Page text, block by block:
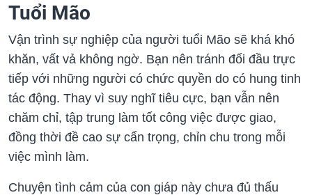
Tuổi Mão
Vận trình sự nghiệp của người tuổi Mão sẽ khá khó
khăn, vất vả không ngờ. Bạn nên tránh đối đầu trực
tiếp với những người có chức quyền do có hung tinh
tác động. Thay vì suy nghĩ tiêu cực, bạn vẫn nên
chăm chỉ, tập trung làm tốt công việc được giao,
đồng thời đề cao sự cẩn trọng, chỉn chu trong mỗi
việc mình làm.
Chuyện tình cảm của con giáp này chưa đủ thấu